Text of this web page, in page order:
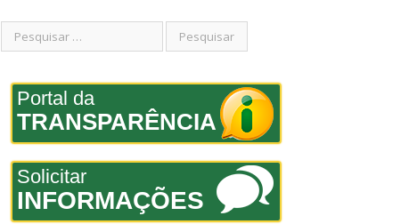
Portal da
TRANSPARÊNCIA
Solicitar
INFORMAÇÕES